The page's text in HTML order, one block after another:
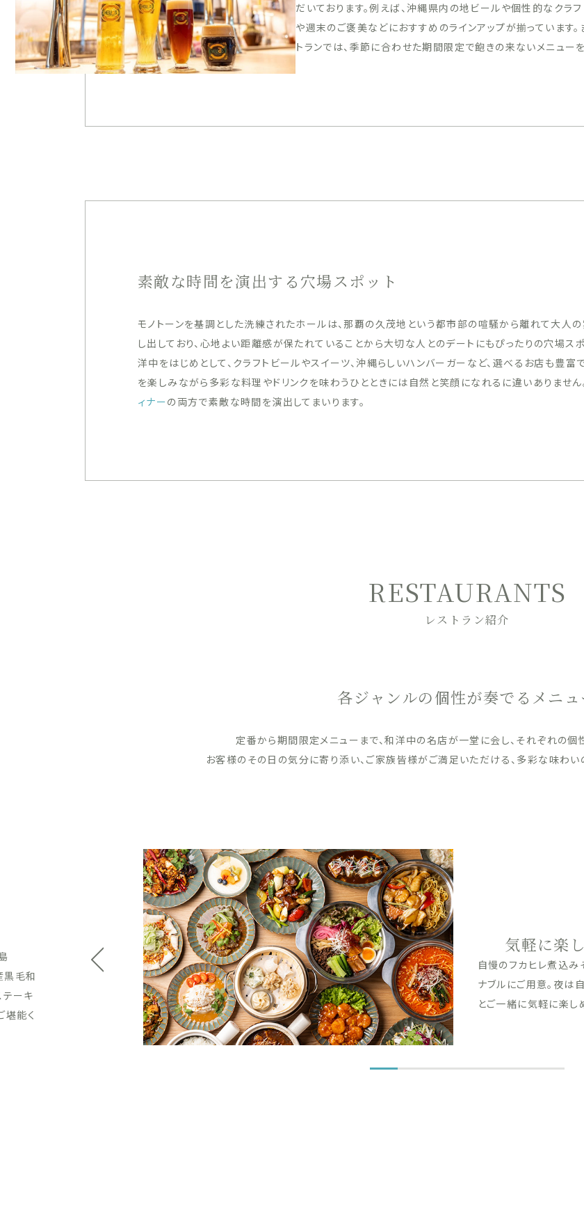
だいております。例えば、沖縄県内の地ビールや個性的なクラ
や週末のご褒美などにおすすめのラインアップが揃っています。
トランでは、季節に合わせた期間限定で飽きの来ないメニュー
素敵な時間を演出する穴場スポット
モノトーンを基調とした洗練されたホールは、那覇の久茂地という都市部の喧騒から離れて大人
し出しており、心地よい距離感が保たれていることから大切な人とのデートにもぴったりの穴場スポ
洋中をはじめとして、クラフトビールやスイーツ、沖縄らしいハンバーガーなど、選べるお店も豊富
を楽しみながら多彩な料理やドリンクを味わうひとときには自然と笑顔になれるに違いありません
ィナーの両方で素敵な時間を演出してまいります。
RESTAURANTS
レストラン紹介
各ジャンルの個性が奏でるメニュ
定番から期間限定メニューまで、和洋中の名店が一堂に会し、それぞれの個
お客様のその日の気分に寄り添い、ご家族皆様がご満足いただける、多彩な味わい
ーズ
ワイン
昼も夜
昼は自慢の石臼粗挽
食材を使用した海鮮
行くまでお楽しみくださ